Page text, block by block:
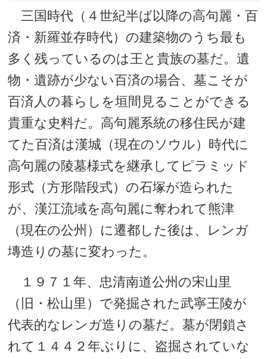
三国時代（４世紀半ば以降の高句麗・百
済・新羅並存時代）の建築物のうち最も
多く残っているのは王と貴族の墓だ。遺
物・遺跡が少ない百済の場合、墓こそが
百済人の暮らしを垣間見ることができる
貴重な史料だ。高句麗系統の移住民が建
てた百済は漢城（現在のソウル）時代に
高句麗の陵墓様式を継承してピラミッド
形式（方形階段式）の石塚が造られた
が、漢江流域を高句麗に奪われて熊津
（現在の公州）に遷都した後は、レンガ
塼造りの墓に変わった。
１９７１年、忠清南道公州の宋山里
（旧・松山里）で発掘された武寧王陵が
代表的なレンガ造りの墓だ。墓が閉鎖さ
れて１４４２年ぶりに、盗掘されていな